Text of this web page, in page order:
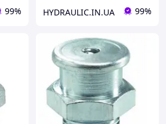
99% HYDRAULIC.IN.UA 99%